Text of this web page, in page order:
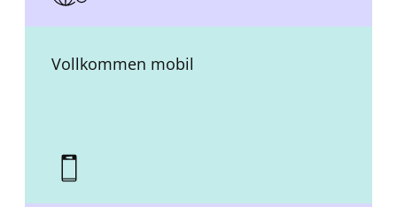
Vollkommen mobil